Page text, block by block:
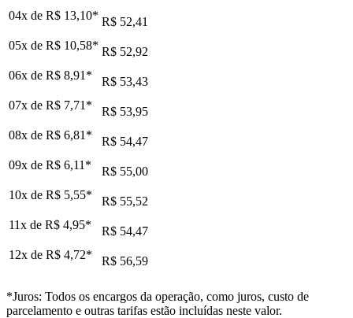
04x de R$ 13,10* R$ 52,41
05x de R$ 10,58* R$ 52,92
06x de R$ 8,91 *
R$ 53,43
07x de R$ 7,71 *
R$ 53,95
08x de R$ 6,81 *
R$ 54,47
09x de R$ 6,11 *
R$ 55,00
10x de R$ 5,55*
R$ 55,52
11x de R$ 4,95*
R$ 54,47
12x de R$ 4,72* R$ 56,59
*Juros: Todos os encargos da operação, como juros, custo de
parcelamento e outras tarifas estão incluídas neste valor.